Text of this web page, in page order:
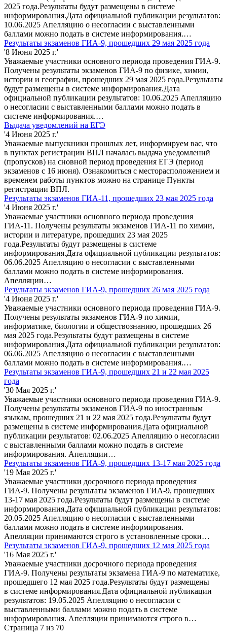
2025 года.Результаты будут размещены в системе
информирования.Дата официальной публикации результатов:
10.06.2025 Апелляцию о несогласии с выставленными
баллами можно подать в системе информирования.…
Результаты экзаменов ГИА-9, прошедших 29 мая 2025 года
'8 Июня 2025 г.'
Уважаемые участники основного периода проведения ГИА-9.
Получены результаты экзаменов ГИА-9 по физике, химии,
истории и географии, прошедших 29 мая 2025 года.Результаты
будут размещены в системе информирования.Дата
официальной публикации результатов: 10.06.2025 Апелляцию
о несогласии с выставленными баллами можно подать в
системе информирования.…
Выдача уведомлений на ЕГЭ
'4 Июня 2025 г.'
Уважаемые выпускники прошлых лет, информируем вас, что
в пунктах регистрации ВПЛ началась выдача уведомлений
(пропусков) на сновной период проведения ЕГЭ (период
экзаменов с 16 июня). Ознакомиться с месторасположением и
временем работы пунктов можно на странице Пункты
регистрации ВПЛ.
Результаты экзаменов ГИА-11, прошедших 23 мая 2025 года
'4 Июня 2025 г.'
Уважаемые участники основного периода проведения
ГИА-11. Получены результаты экзаменов ГИА-11 по химии,
истории и литературе, прошедших 23 мая 2025
года.Результаты будут размещены в системе
информирования.Дата официальной публикации результатов:
06.06.2025 Апелляцию о несогласии с выставленными
баллами можно подать в системе информирования.
Апелляции…
Результаты экзаменов ГИА-9, прошедших 26 мая 2025 года
'4 Июня 2025 г.'
Уважаемые участники основного периода проведения ГИА-9.
Получены результаты экзаменов ГИА-9 по химии,
информатике, биологии и обществознанию, прошедших 26
мая 2025 года.Результаты будут размещены в системе
информирования.Дата официальной публикации результатов:
06.06.2025 Апелляцию о несогласии с выставленными
баллами можно подать в системе информирования.…
Результаты экзаменов ГИА-9, прошедших 21 и 22 мая 2025
года
'30 Мая 2025 г.'
Уважаемые участники основного периода проведения ГИА-9.
Получены результаты экзаменов ГИА-9 по иностранным
языкам, прошедших 21 и 22 мая 2025 года.Результаты будут
размещены в системе информирования.Дата официальной
публикации результатов: 02.06.2025 Апелляцию о несогласии
с выставленными баллами можно подать в системе
информирования. Апелляции…
Результаты экзаменов ГИА-9, прошедших 13-17 мая 2025 года
'19 Мая 2025 г.'
Уважаемые участники досрочного периода проведения
ГИА-9. Получены результаты экзаменов ГИА-9, прошедших
13-17 мая 2025 года.Результаты будут размещены в системе
информирования.Дата официальной публикации результатов:
20.05.2025 Апелляцию о несогласии с выставленными
баллами можно подать в системе информирования.
Апелляции принимаются строго в установленные сроки…
Результаты экзаменов ГИА-9, прошедших 12 мая 2025 года
'16 Мая 2025 г.'
Уважаемые участники досрочного периода проведения
ГИА-9. Получены результаты экзамена ГИА-9 по математике,
прошедшего 12 мая 2025 года.Результаты будут размещены
в системе информирования.Дата официальной публикации
результатов: 19.05.2025 Апелляцию о несогласии с
выставленными баллами можно подать в системе
информирования. Апелляции принимаются строго в…
Страница 7 из 70